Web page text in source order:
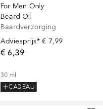
For Men Only
Beard Oil
Baardverzorging
Adviesprijs* € 7,99
€ 6,39
30 ml
CADEAU